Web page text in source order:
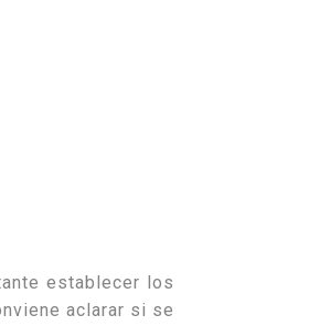
establecer los
aclarar si se